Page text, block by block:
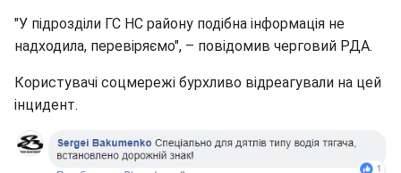
"У підрозділи ГС НС району подібна інформація не
надходила, перевіряємо", – повідомив черговий РДА.
Користувачі соцмережі бурхливо відреагували на цей
інцидент.